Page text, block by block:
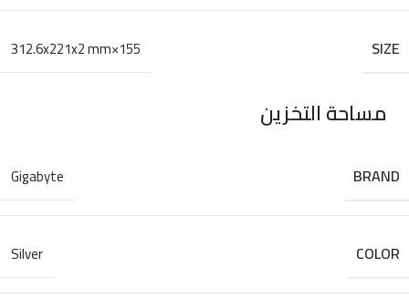
SIZE
155×312.6x221x2 mm
مساحة التخزين
BRAND
Gigabyte
COLOR
Silver